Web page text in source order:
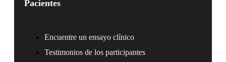
Pacientes
Encuentre un ensayo clínico
Testimonios de los participantes